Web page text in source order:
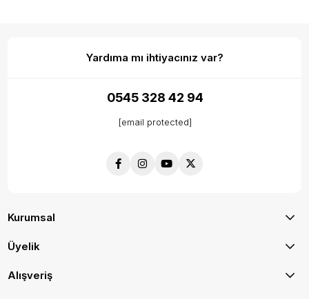
Yardıma mı ihtiyacınız var?
0545 328 42 94
[email protected]
Kurumsal
Üyelik
Alışveriş